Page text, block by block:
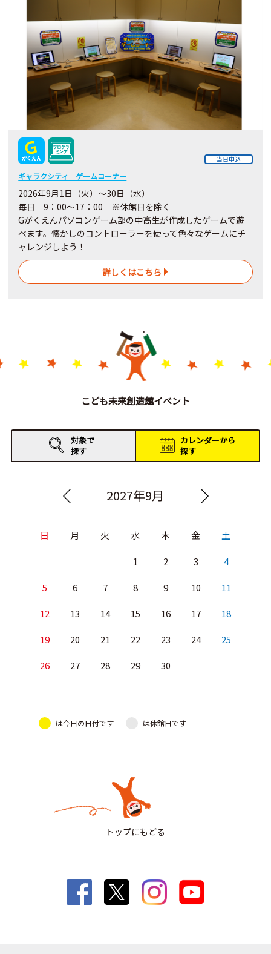
当日申込
ギャラクシティ ゲームコーナー
2026年9月1日（火）～30日（水）
毎日 9：00～17：00 ※休館日を除く
Gがくえんパソコンゲーム部の中高生が作成したゲームで遊
べます。懐かしのコントローラーを使って色々なゲームにチ
ャレンジしよう！
詳しくはこちら
こども未来創造館イベント
対象で
探す
カレンダーから
探す
2027年9月
日 月 火 水 木 金 土
1 2 3 4
5 6 7 8 9 10 11
12 13 14 15 16 17 18
19 20 21 22 23 24 25
26 27 28 29 30
は今日の日付です は休館日です
トップにもどる